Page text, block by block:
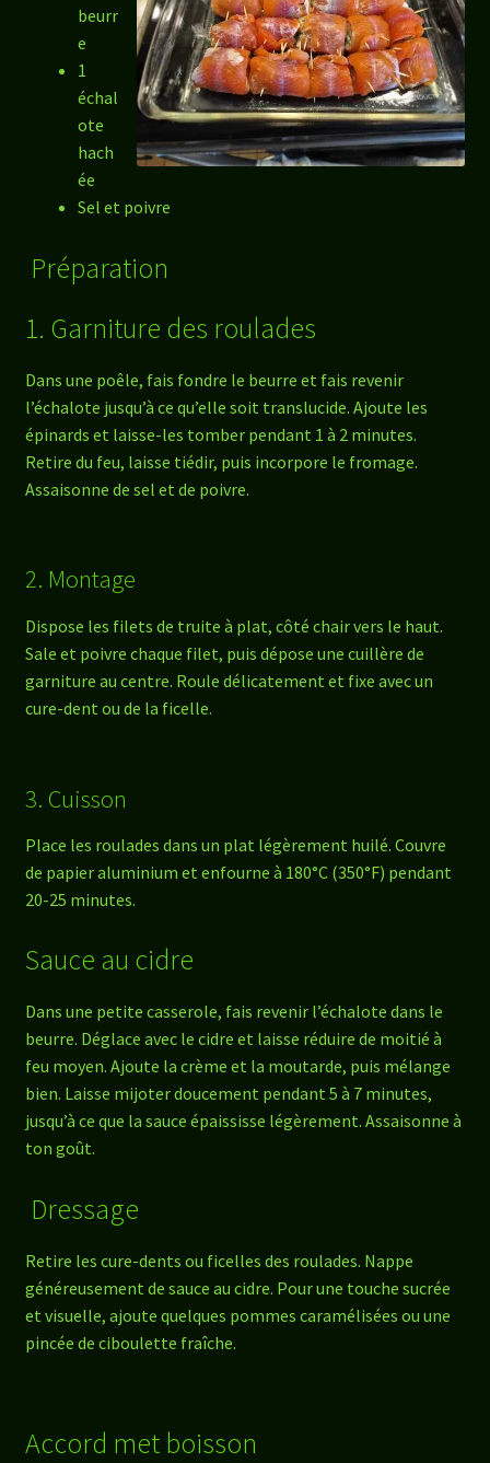
beurr
e
1
échal
ote
hach
ée
Sel et poivre
Préparation
1. Garniture des roulades
Dans une poêle, fais fondre le beurre et fais revenir
l’échalote jusqu’à ce qu’elle soit translucide. Ajoute les
épinards et laisse-les tomber pendant 1 à 2 minutes.
Retire du feu, laisse tiédir, puis incorpore le fromage.
Assaisonne de sel et de poivre.
2. Montage
Dispose les filets de truite à plat, côté chair vers le haut.
Sale et poivre chaque filet, puis dépose une cuillère de
garniture au centre. Roule délicatement et fixe avec un
cure-dent ou de la ficelle.
3. Cuisson
Place les roulades dans un plat légèrement huilé. Couvre
de papier aluminium et enfourne à 180°C (350°F) pendant
20-25 minutes.
Sauce au cidre
Dans une petite casserole, fais revenir l’échalote dans le
beurre. Déglace avec le cidre et laisse réduire de moitié à
feu moyen. Ajoute la crème et la moutarde, puis mélange
bien. Laisse mijoter doucement pendant 5 à 7 minutes,
jusqu’à ce que la sauce épaississe légèrement. Assaisonne à
ton goût.
Dressage
Retire les cure-dents ou ficelles des roulades. Nappe
généreusement de sauce au cidre. Pour une touche sucrée
et visuelle, ajoute quelques pommes caramélisées ou une
pincée de ciboulette fraîche.
Accord met boisson